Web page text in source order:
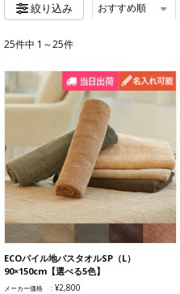
絞り込み おすすめ順
25件中 1～25件
ECOパイル地バスタオルSP（L）
90×150cm【選べる5色】
メーカー価格 ¥2,800